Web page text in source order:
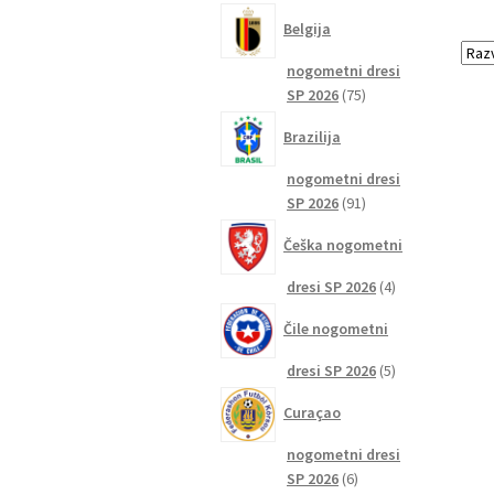
Belgija
nogometni dresi
SP 2026 7575
Brazilija
nogometni dresi
SP 2026 9191
Češka nogometni
dresi SP 2026 44
Čile nogometni
dresi SP 2026 55
Curaçao
nogometni dresi
SP 2026 66